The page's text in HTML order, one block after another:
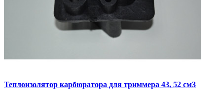
Теплоизолятор карбюратора для триммера 43, 52 см3